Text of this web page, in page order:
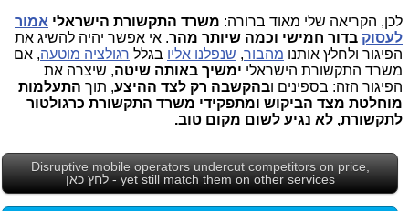
לכן, הקריאה שלי מאוד ברורה: משרד התקשורת הישראלי אמור
לעסוק בדור חמישי וכמה שיותר מהר. אי אפשר יהיה להשיג את
הפיגור ולחלץ אותנו מהבור, שנפלנו אליו בגלל רגולציה מוטעה, אם
משרד התקשורת הישראלי ימשיך באותה שיטה, שיצרה את
הפיגור הזה: בספינים ובהקשבה רק לצד ההיצע, תוך התעלמות
מוחלטת מצד הביקוש ומתפקידי משרד התקשורת כרגולטור
לתקשורת, לא נגיע לשום מקום טוב.
Disruptive mobile operators undercut competitors on price,
yet still match them on other services - לחץ כאן